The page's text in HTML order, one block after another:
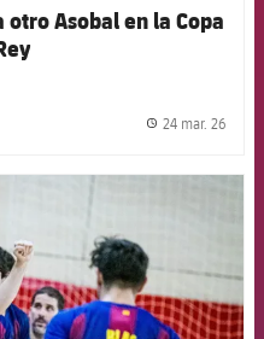
Asobal en la Copa
24 mar. 26